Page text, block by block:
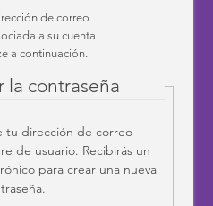
de correo
a su cuenta
a continuación.
la contraseña
tu dirección de correo
de usuario. Recibirás un
para crear una nueva